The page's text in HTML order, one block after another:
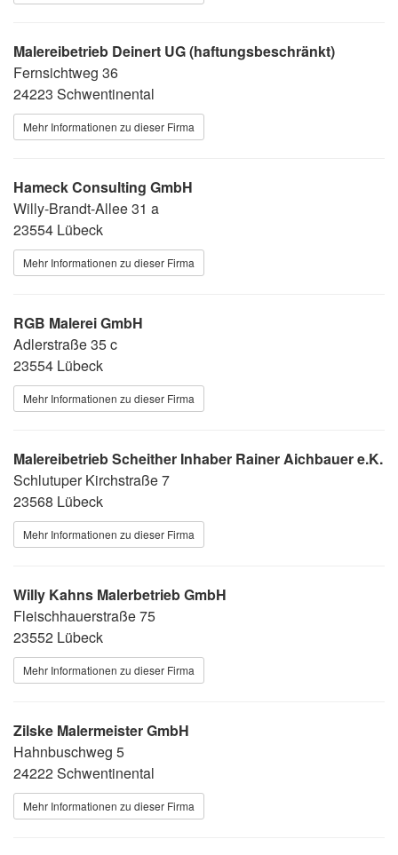
Malereibetrieb Deinert UG (haftungsbeschränkt)
Fernsichtweg 36
24223 Schwentinental
Mehr Informationen zu dieser Firma
Hameck Consulting GmbH
Willy-Brandt-Allee 31 a
23554 Lübeck
Mehr Informationen zu dieser Firma
RGB Malerei GmbH
Adlerstraße 35 c
23554 Lübeck
Mehr Informationen zu dieser Firma
Malereibetrieb Scheither Inhaber Rainer Aichbauer e.K.
Schlutuper Kirchstraße 7
23568 Lübeck
Mehr Informationen zu dieser Firma
Willy Kahns Malerbetrieb GmbH
Fleischhauerstraße 75
23552 Lübeck
Mehr Informationen zu dieser Firma
Zilske Malermeister GmbH
Hahnbuschweg 5
24222 Schwentinental
Mehr Informationen zu dieser Firma